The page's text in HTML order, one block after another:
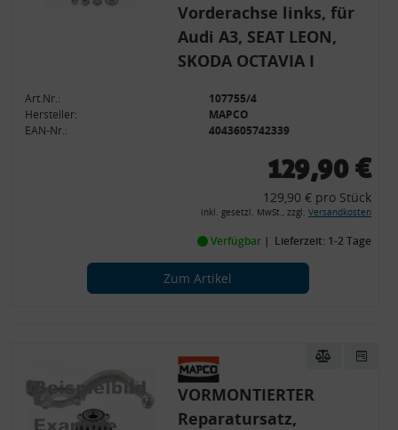
Vorderachse links, für
Audi A3, SEAT LEON,
SKODA OCTAVIA I
Art.Nr.:
107755/4
Hersteller:
MAPCO
EAN-Nr.:
4043605742339
129,90 €
129,90 € pro Stück
inkl. gesetzl. MwSt., zzgl. Versandkosten
Verfügbar Lieferzeit: 1-2 Tage
Zum Artikel
VORMONTIERTER
Reparatursatz,